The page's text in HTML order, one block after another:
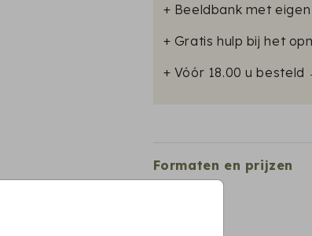
+ Beeldbank met
+ Gratis hulp bij het
+ Vóór 18.00 u
Formaten en prijzen